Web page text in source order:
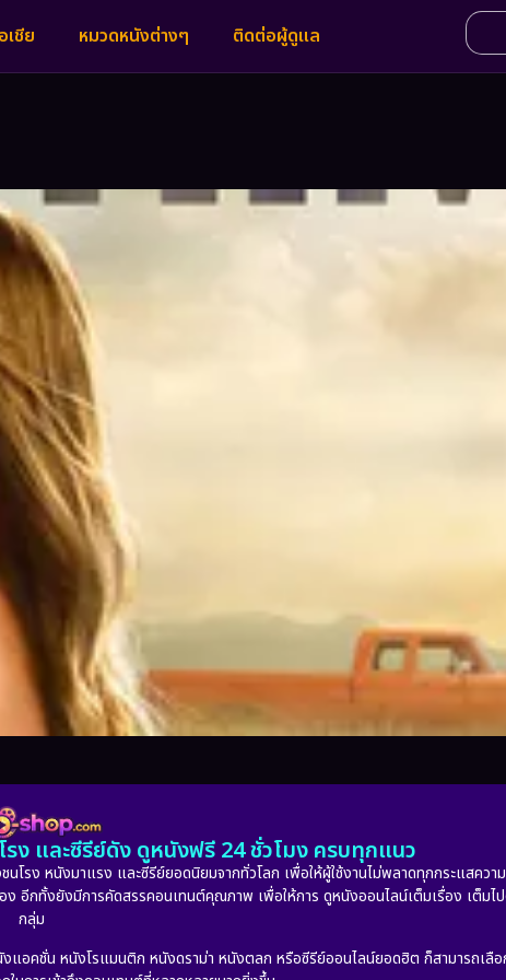
เชีย หมวดหนังต่างๆ ติดต่อผู้ดูแล
ง และซีรีย์ดัง ดูหนังฟรี 24 ชั่วโมง ครบทุกแนว
ง หนังมาแรง และซีรีย์ยอดนิยมจากทั่วโลก เพื่อให้ผู้ใช้งานไม่พลาดทุกกระแสคว
ง อีกทั้งยังมีการคัดสรรคอนเทนต์คุณภาพ เพื่อให้การ ดูหนังออนไลน์เต็มเรื่อง เต็ม
กลุ่ม
แอคชั่น หนังโรแมนติก หนังดราม่า หนังตลก หรือซีรีย์ออนไลน์ยอดฮิต ก็สามารถเ